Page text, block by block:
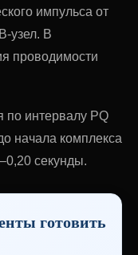
импульса от
узел. В
проводимости
интервалу PQ
начала комплекса
секунды.
готовить